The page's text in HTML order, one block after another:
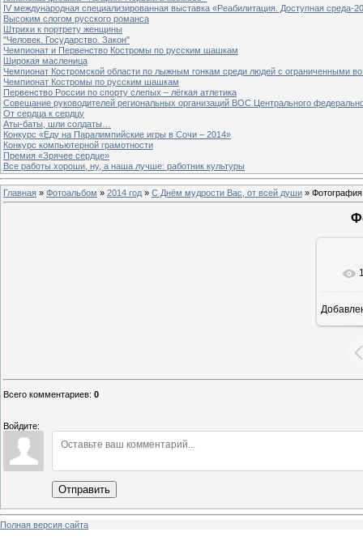
IV международная специализированная выставка «Реабилитация. Доступная среда-
Высоким слогом русского романса
Штрихи к портрету женщины
"Человек. Государство. Закон"
Чемпионат и Первенство Костромы по русским шашкам
Широкая масленица
Чемпионат Костромской области по лыжным гонкам среди людей с ограниченными
Чемпионат Костромы по русским шашкам
Первенство России по спорту слепых – лёгкая атлетика
Совещание руководителей региональных организаций ВОС Центрального
От сердца к сердцу
Аты-баты, шли солдаты…
Конкурс «Еду на Паралимпийские игры в Сочи – 2014»
Конкурс компьютерной грамотности
Премия «Зрячее сердце»
Все работы хороши, ну, а наша лучше: работник культуры
Главная » Фотоальбом » 2014 год » С Днём мудрости Вас, от всей души »
Всего комментариев: 0
Войдите:
Отправить
Полная версия сайта